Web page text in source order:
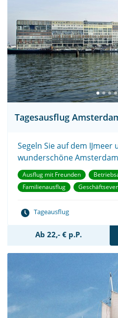
Tagesausflug
Segeln Sie auf dem IJmeer
wunderschöne
Ausflug mit Freunden
Familienausflug
Tageausflug
Ab 22,- € p.P.